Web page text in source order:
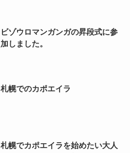
ビゾウロマンガンガの昇段式に参
加しました。
札幌でのカポエイラ
札幌でカポエイラを始めたい大人